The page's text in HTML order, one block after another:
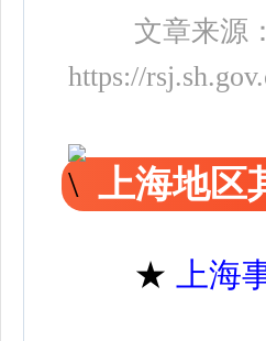
文章来源：
https://
上海地区
★ 上海